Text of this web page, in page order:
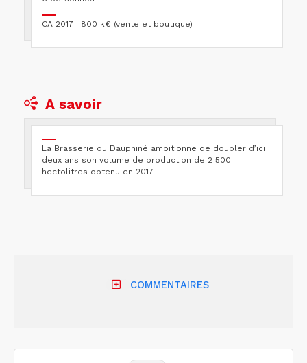
CA 2017 : 800 k€ (vente et boutique)
A savoir
La Brasserie du Dauphiné ambitionne de doubler d’ici
deux ans son volume de production de 2 500
hectolitres obtenu en 2017.
COMMENTAIRES